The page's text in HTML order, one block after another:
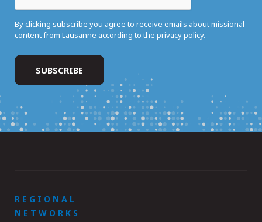
By clicking subscribe you agree to receive emails about missional
content from Lausanne according to the privacy policy.
REGIONAL
NETWORKS